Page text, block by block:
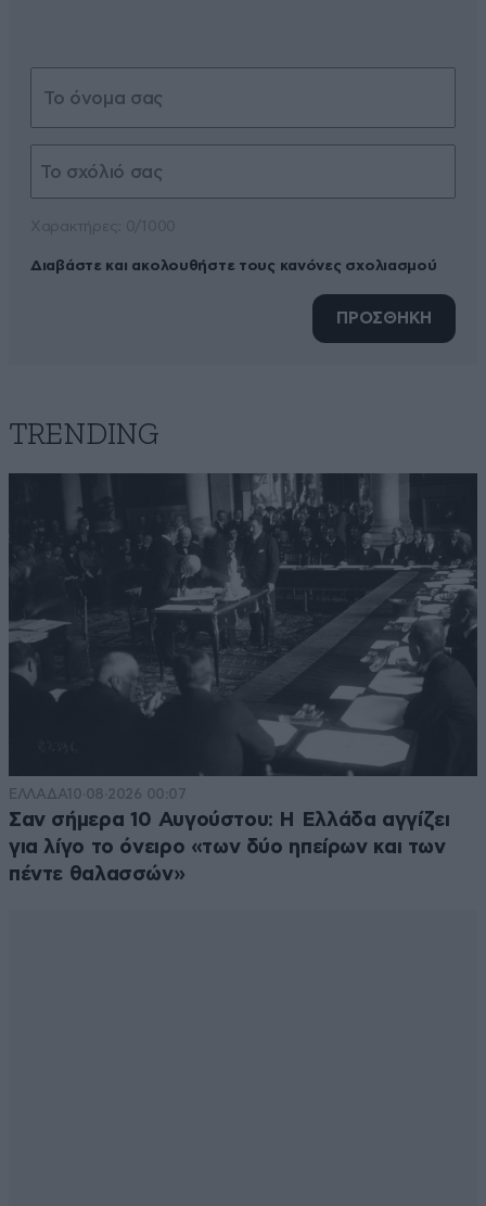
Διαβάστε και ακολουθήστε τους κανόνες σχολιασμού
ΠΡΟΣΘΗΚΗ
TRENDING
ΕΛΛΑΔΑ10·08·2026 00:07
Σαν σήμερα 10 Αυγούστου: Η Ελλάδα αγγίζει
για λίγο το όνειρο «των δύο ηπείρων και των
πέντε θαλασσών»